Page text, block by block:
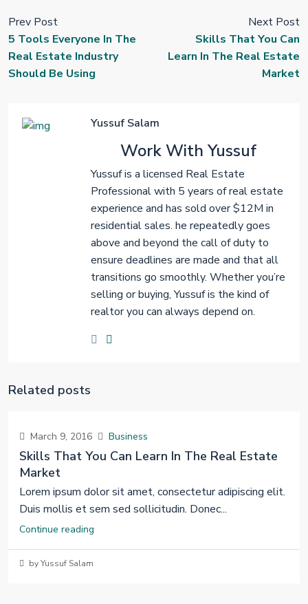
Prev Post
5 Tools Everyone In The
Real Estate Industry
Should Be Using
Next Post
Skills That You Can
Learn In The Real Estate
Market
Yussuf Salam
Work With Yussuf
Yussuf is a licensed Real Estate
Professional with 5 years of real estate
experience and has sold over $12M in
residential sales. he repeatedly goes
above and beyond the call of duty to
ensure deadlines are made and that all
transitions go smoothly. Whether you’re
selling or buying, Yussuf is the kind of
realtor you can always depend on.
Related posts
March 9, 2016 Business
Skills That You Can Learn In The Real Estate
Market
Lorem ipsum dolor sit amet, consectetur adipiscing elit.
Duis mollis et sem sed sollicitudin. Donec...
Continue reading
by Yussuf Salam